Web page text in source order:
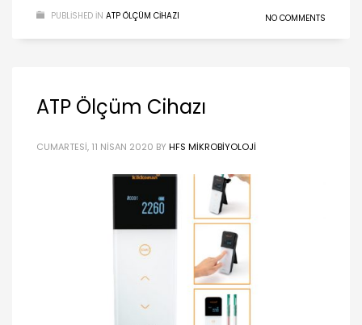
PUBLISHED IN ATP ÖLÇÜM CIHAZI NO COMMENTS
ATP Ölçüm Cihazı
CUMARTESI, 11 NISAN 2020 BY HFS MIKROBIYOLOJI